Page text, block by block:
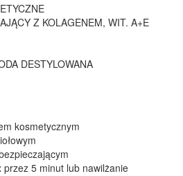
Z KOLAGENEM, WIT. A+E
DESTYLOWANA
kosmetycznym
5 minut lub nawilżanie